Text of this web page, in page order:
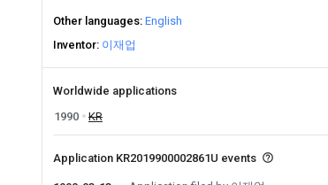
Other languages English
Inventor 이재업
Worldwide applications
1990
KR
Application KR2019900002861U events